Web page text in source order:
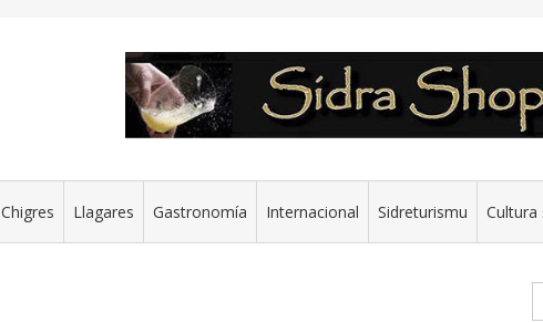
Chigres Llagares Gastronomía Internacional Sidreturismu Cultura